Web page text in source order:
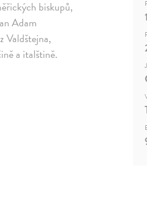
biskupů,
Adam
Valdštejna,
a italštině.